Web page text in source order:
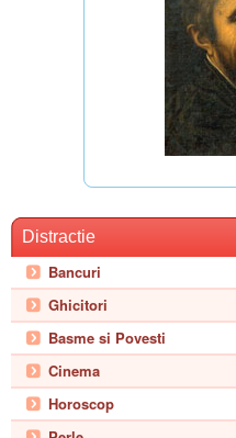
Distractie
Bancuri
Ghicitori
Basme si Povesti
Cinema
Horoscop